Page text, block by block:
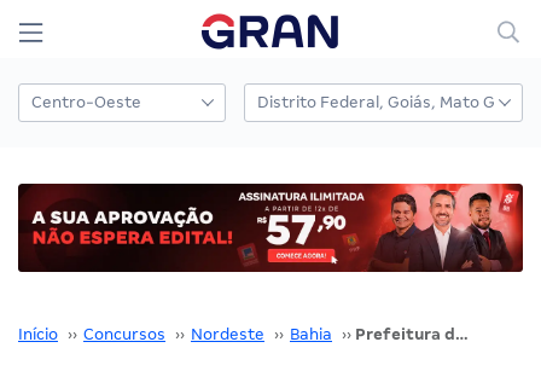
Início ›› Concursos ›› Nordeste ›› Bahia ›› Prefeitura de Macururé-BA promove concurso com 260 vagas e remuneração de até R$ 7 mil!